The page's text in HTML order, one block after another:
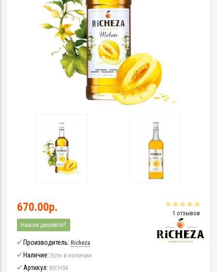
1 отзывов
670.00р.
Нашли дешевле?
Производитель: Richeza
Наличие: Есть в наличии
Артикул: RICH54